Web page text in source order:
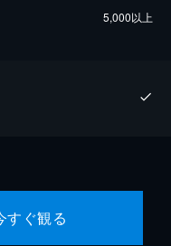
5,000以上
すぐ観る